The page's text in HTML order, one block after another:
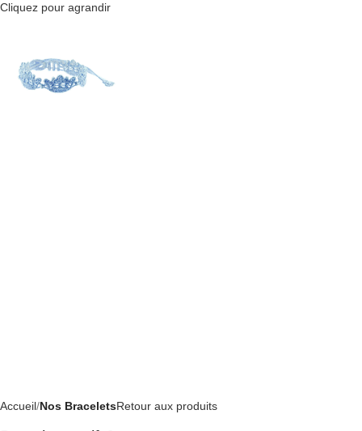
Cliquez pour agrandir
Accueil Nos BraceletsRetour aux produits